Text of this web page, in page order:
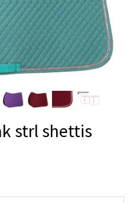
strl shettis